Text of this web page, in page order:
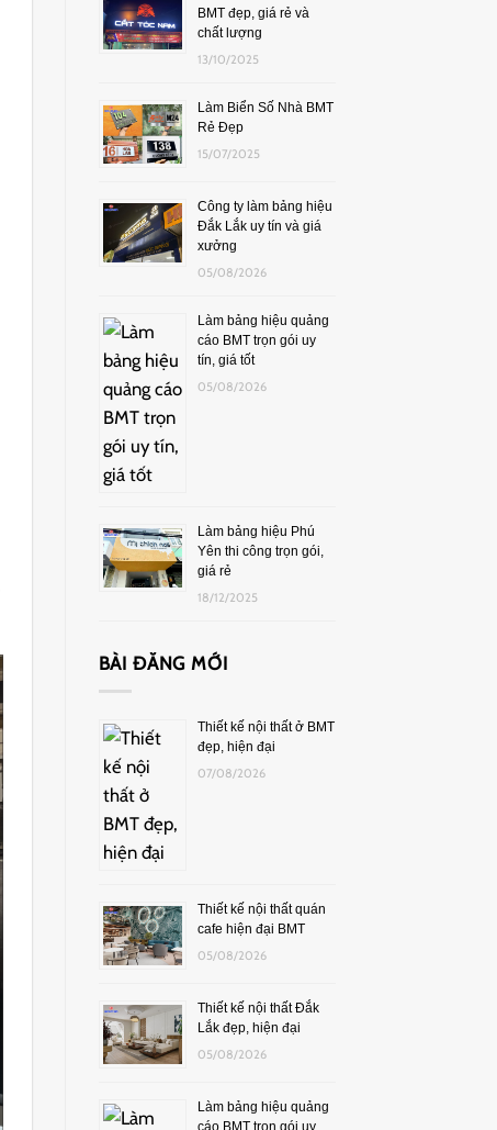
BMT đẹp, giá rẻ và
chất lượng
13/10/2025
Làm Biển Số Nhà BMT
Rẻ Đẹp
15/07/2025
Công ty làm bảng hiệu
Đắk Lắk uy tín và giá
xưởng
05/08/2026
Làm bảng hiệu quảng
cáo BMT trọn gói uy
tín, giá tốt
05/08/2026
Làm bảng hiệu Phú
Yên thi công trọn gói,
giá rẻ
18/12/2025
BÀI ĐĂNG MỚI
Thiết kế nội thất ở BMT
đẹp, hiện đại
07/08/2026
Thiết kế nội thất quán
cafe hiện đại BMT
05/08/2026
Thiết kế nội thất Đắk
Lắk đẹp, hiện đại
05/08/2026
Làm bảng hiệu quảng
cáo BMT trọn gói uy